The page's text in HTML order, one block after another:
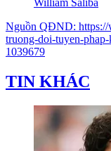
William Saliba
Nguồn QĐND:
truong-doi-tuyen-
1039679
TIN KHÁC